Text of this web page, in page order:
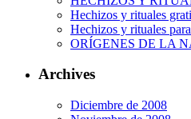
Hechizos y rituales
Hechizos y rituales
ORÍGENES DE LA
Archives
Diciembre de 2008